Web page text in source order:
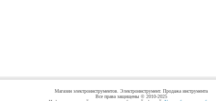
Магазин электроинструментов. Электроинструмент. Продажа инструмента
Все права защищены © 2010-2025